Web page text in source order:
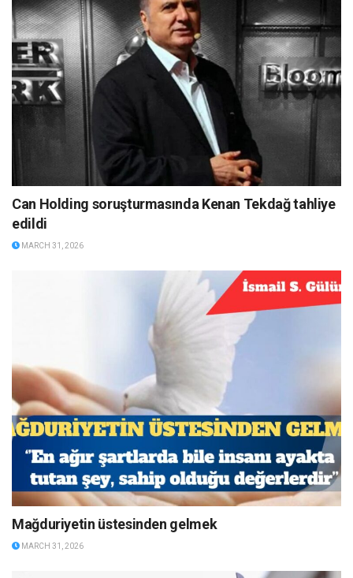
Can Holding soruşturmasında Kenan Tekdağ tahliye
edildi
MARCH 31, 2026
Mağduriyetin üstesinden gelmek
MARCH 31, 2026